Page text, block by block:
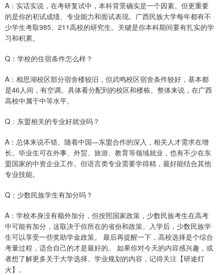
A：实话实说，在考研复试中，本科背景确实是一个因素。但更重要
的是你的初试成绩、专业能力和面试表现。广西民族大学每年都有不
少学生考取985、211高校的研究生。关键是你本科期间要有扎实的学
习和积累。
Q：学校的住宿条件怎么样？
A：相思湖校区部分宿舍楼较旧，但武鸣校区宿舍条件较好，基本都
是46人间，有空调。具体看分配到的校区和楼栋。整体来说，在广西
高校中属于中等水平。
Q：东盟相关的专业好就业吗？
A：总体来说不错。随着中国—东盟合作的深入，相关人才需求在增
长。毕业生可在外事、外贸、旅游、教育等领域就业，也有不少在东
盟国家的中资企业工作。但语言类专业需要学得精，最好能结合其他
专业技能。
Q：少数民族学生有加分吗？
A：学校本身没有额外加分，但按照国家政策，少数民族考生在高考
中可能有加分，这取决于你所在的省份和政策。入学后，少数民族学
生可以享受一些奖助学金政策。 最后再提醒一下，高校选择是个综合
考量过程，适合自己的才是最好的。 如果你对今天的内容感兴趣，或
者想了解更多关于大学选择、学业规划的内容，记得关注【研途灯
火】。